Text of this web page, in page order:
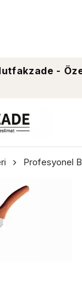
-
Profesyonel